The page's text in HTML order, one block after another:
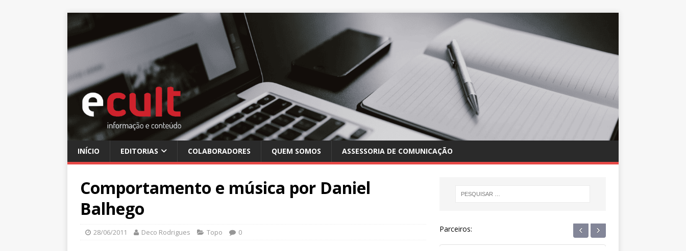
INÍCIO EDITORIAS COLABORADORES QUEM SOMOS ASSESSORIA DE COMUNICAÇÃO
Comportamento e música por Daniel
Balhego
28/06/2011 Deco Rodrigues Topo 0 Parceiros: ‹ ›